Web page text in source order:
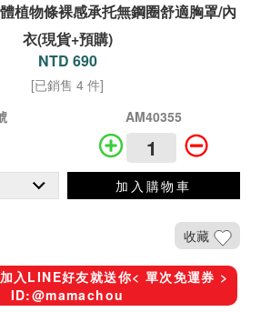
植物條裸感承托無鋼圈舒適胸罩/內
衣(現貨+預購)
NTD 690
[已銷售 4 件]
AM40355
加入購物車
收藏
入LINE好友就送你< 單次免運券 >
ID:@mamachou